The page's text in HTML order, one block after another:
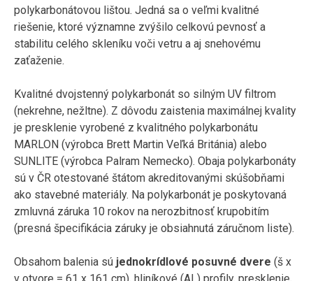
polykarbonátovou lištou. Jedná sa o veľmi kvalitné
riešenie, ktoré významne zvýšilo celkovú pevnosť a
stabilitu celého skleníku voči vetru a aj snehovému
zaťaženie.
Kvalitné dvojstenný polykarbonát so silným UV filtrom
(nekrehne, nežltne). Z dôvodu zaistenia maximálnej kvality
je presklenie vyrobené z kvalitného polykarbonátu
MARLON (výrobca Brett Martin Veľká Británia) alebo
SUNLITE (výrobca Palram Nemecko). Obaja polykarbonáty
sú v ČR otestované štátom akreditovanými skúšobňami
ako stavebné materiály. Na polykarbonát je poskytovaná
zmluvná záruka 10 rokov na nerozbitnosť krupobitím
(presná špecifikácia záruky je obsiahnutá záručnom liste).
Obsahom balenia sú jednokrídlové posuvné dvere (š x
v otvore = 61 x 161 cm), hliníkové (AL) profily, presklenie,